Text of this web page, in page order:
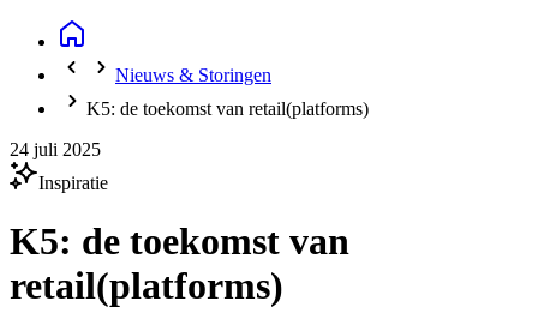
Nieuws & Storingen
K5: de toekomst van retail(platforms)
24 juli 2025
Inspiratie
K5: de toekomst van
retail(platforms)